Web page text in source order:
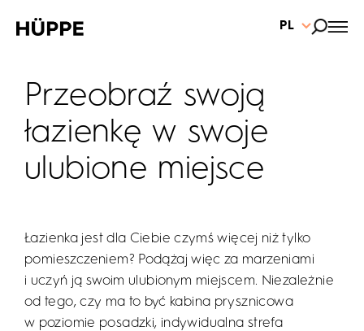
PL
Przeobraź swoją
łazienkę w swoje
ulubione miejsce
Łazienka jest dla Ciebie czymś więcej niż tylko
pomieszczeniem? Podążaj więc za marzeniami
i uczyń ją swoim ulubionym miejscem. Niezależnie
od tego, czy ma to być kabina prysznicowa
w poziomie posadzki, indywidualna strefa